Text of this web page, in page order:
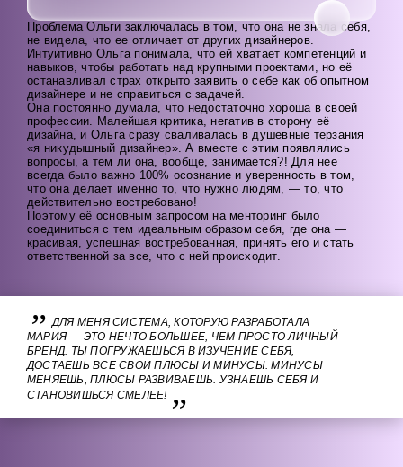
Проблема Ольги заключалась в том, что она не знала себя,
не видела, что ее отличает от других дизайнеров.
Интуитивно Ольга понимала, что ей хватает компетенций и
навыков, чтобы работать над крупными проектами, но её
останавливал страх открыто заявить о себе как об опытном
дизайнере и не справиться с задачей.
Она постоянно думала, что недостаточно хороша в своей
профессии. Малейшая критика, негатив в сторону её
дизайна, и Ольга сразу сваливалась в душевные терзания
«я никудышный дизайнер». А вместе с этим появлялись
вопросы, а тем ли она, вообще, занимается?! Для нее
всегда было важно 100% осознание и уверенность в том,
что она делает именно то, что нужно людям, — то, что
действительно востребовано!
Поэтому её основным запросом на менторинг было
соединиться с тем идеальным образом себя, где она —
красивая, успешная востребованная, принять его и стать
ответственной за все, что с ней происходит.
ДЛЯ МЕНЯ СИСТЕМА, КОТОРУЮ РАЗРАБОТАЛА
МАРИЯ — ЭТО НЕЧТО БОЛЬШЕЕ, ЧЕМ ПРОСТО ЛИЧНЫЙ
БРЕНД. ТЫ ПОГРУЖАЕШЬСЯ В ИЗУЧЕНИЕ СЕБЯ,
ДОСТАЕШЬ ВСЕ СВОИ ПЛЮСЫ И МИНУСЫ. МИНУСЫ
МЕНЯЕШЬ, ПЛЮСЫ РАЗВИВАЕШЬ. УЗНАЕШЬ СЕБЯ И
СТАНОВИШЬСЯ СМЕЛЕЕ!